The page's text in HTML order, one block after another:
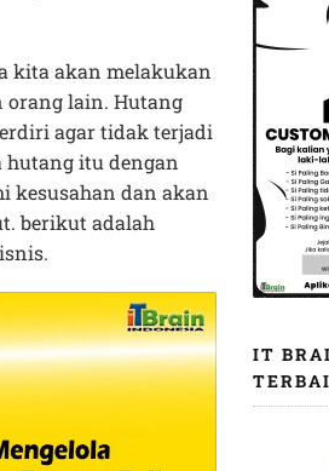
kita akan melakukan
orang lain. Hutang
agar tidak terjadi
itu dengan
kesusahan dan akan
berikut adalah
IT